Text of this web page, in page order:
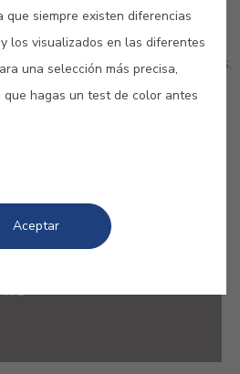
liso se utilizan para
lacado al tiempo que
de las agresiones cotidianas.
siempre existen diferencias
los visualizados en las diferentes
una selección más precisa,
hagas un test de color antes
Aceptar